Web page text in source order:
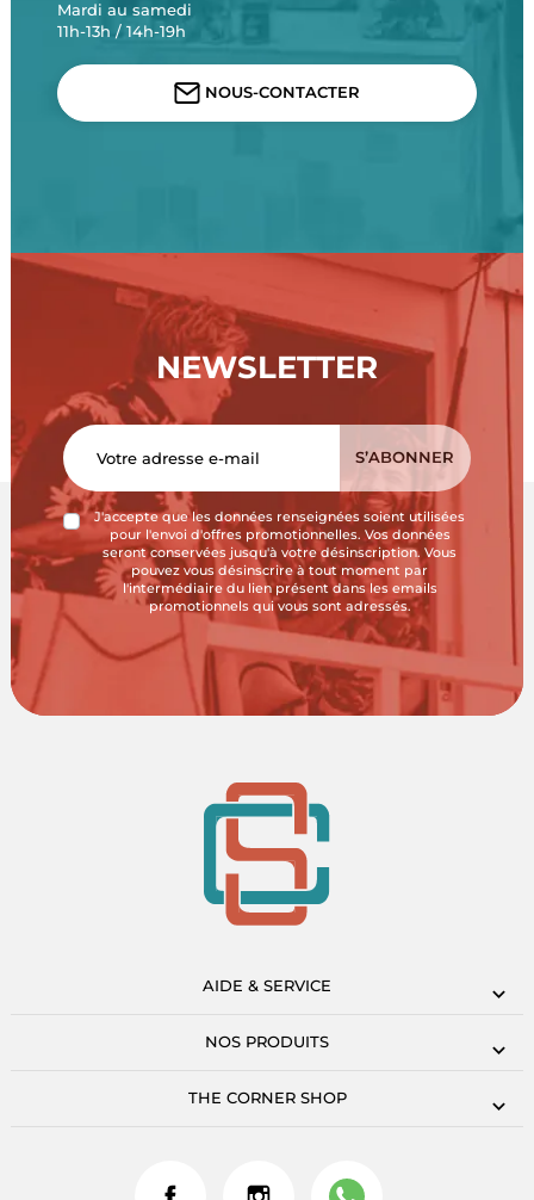
Mardi au samedi
11h-13h / 14h-19h
NOUS-CONTACTER
NEWSLETTER
J'accepte que les données renseignées soient utilisées
pour l'envoi d'offres promotionnelles. Vos données
seront conservées jusqu'à votre désinscription. Vous
pouvez vous désinscrire à tout moment par
l'intermédiaire du lien présent dans les emails
promotionnels qui vous sont adressés.
AIDE & SERVICE
NOS PRODUITS
THE CORNER SHOP